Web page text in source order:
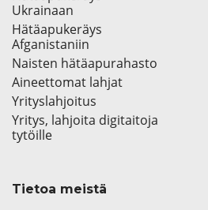
Ukrainaan
Hätäapukeräys
Afganistaniin
Naisten hätäapurahasto
Aineettomat lahjat
Yrityslahjoitus
Yritys, lahjoita digitaitoja
tytöille
Tietoa meistä